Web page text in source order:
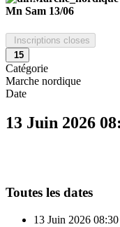
Mn Sam 13/06
Inscriptions closes
15
Catégorie
Marche nordique
Date
13 Juin 2026
Toutes les dates
13 Juin 2026 08:30